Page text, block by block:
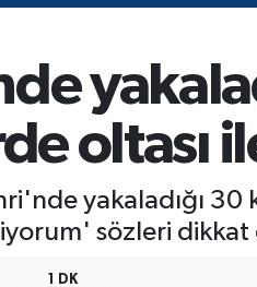
oltası
yakaladığı 30
sözleri dikkat
1 DK